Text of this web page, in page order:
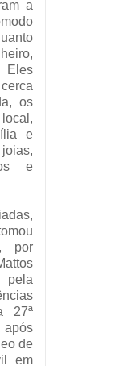
a
Eles
os
e
e
por
pela
27ª
após
de
em